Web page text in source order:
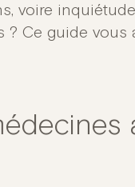
voire
? Ce guide